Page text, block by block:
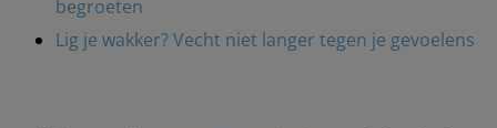
begroeten
Lig je wakker? Vecht niet langer tegen je gevoelens